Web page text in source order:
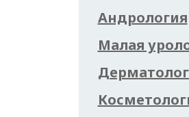
Андрология
Малая